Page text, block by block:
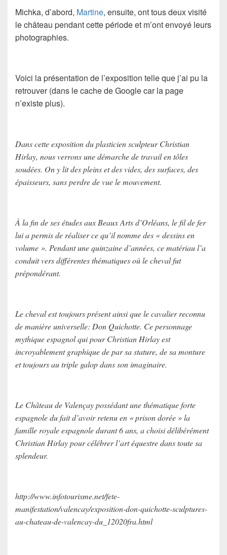
Michka, d’abord, Martine, ensuite, ont tous deux visité
le château pendant cette période et m’ont envoyé leurs
photographies.
Voici la présentation de l’exposition telle que j’ai pu la
retrouver (dans le cache de Google car la page
n’existe plus).
Dans cette exposition du plasticien sculpteur Christian
Hirlay, nous verrons une démarche de travail en tôles
soudées. On y lit des pleins et des vides, des surfaces, des
épaisseurs, sans perdre de vue le mouvement.
À la fin de ses études aux Beaux Arts d’Orléans, le fil de fer
lui a permis de réaliser ce qu’il nomme des « dessins en
volume ». Pendant une quinzaine d’années, ce matériau l’a
conduit vers différentes thématiques où le cheval fut
prépondérant.
Le cheval est toujours présent ainsi que le cavalier reconnu
de manière universelle: Don Quichotte. Ce personnage
mythique espagnol qui pour Christian Hirlay est
incroyablement graphique de par sa stature, de sa monture
et toujours au triple galop dans son imaginaire.
Le Château de Valençay possédant une thématique forte
espagnole du fait d’avoir retenu en « prison dorée » la
famille royale espagnole durant 6 ans, a choisi délibérément
Christian Hirlay pour célébrer l’art équestre dans toute sa
splendeur.
http://www.infotourisme.net/fete-
manifestation/valencay/exposition-don-quichotte-sculptures-
au-chateau-de-valencay-du_12020fra.html